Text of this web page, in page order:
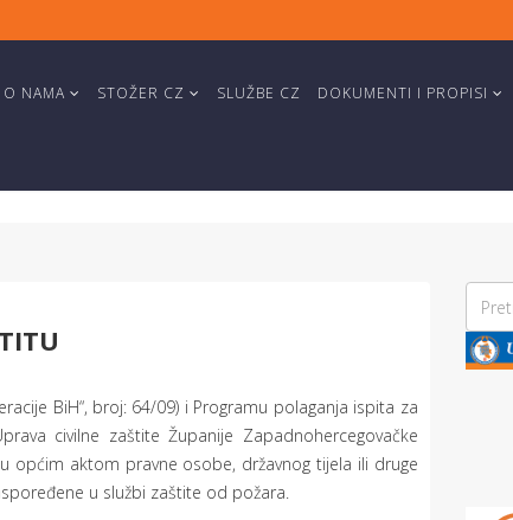
O NAMA STOŽER CZ SLUŽBE CZ DOKUMENTI I PROPISI
BiH“, broj: 64/09) i Programu polaganja ispita za
civilne zaštite Županije Zapadnohercegovačke
općim aktom pravne osobe, državnog tijela ili druge
u službi zaštite od požara.